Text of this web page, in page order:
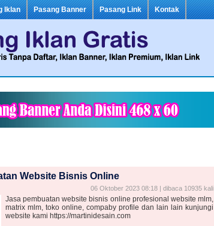
Iklan Pasang Banner Pasang Link Kontak
Website Bisnis Online
06 Oktober 2023 08:18 | dibaca 10935 kali
Jasa pembuatan website bisnis online profesional website mlm,
matrix mlm, toko online, compaby profile dan lain lain kunjungi
website kami https://martinidesain.com